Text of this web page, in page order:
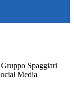
Spaggiari
Media